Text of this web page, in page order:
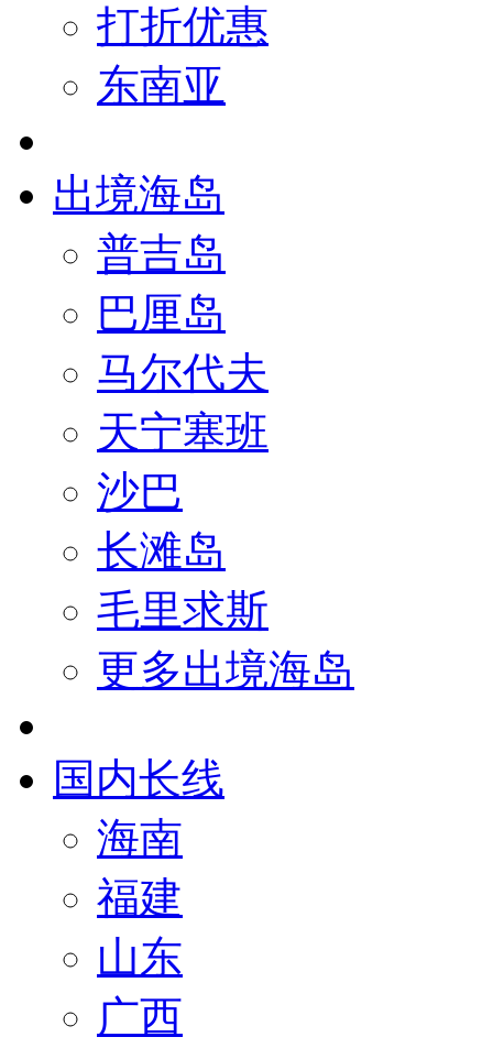
打折优惠
东南亚
出境海岛
普吉岛
巴厘岛
马尔代夫
天宁塞班
沙巴
长滩岛
毛里求斯
更多出境海岛
国内长线
海南
福建
山东
广西